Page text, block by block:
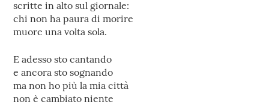
scritte in alto sul giornale:
chi non ha paura di morire
muore una volta sola.
E adesso sto cantando
e ancora sto sognando
ma non ho più la mia città
non è cambiato niente